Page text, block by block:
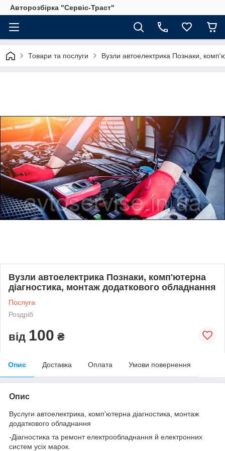
Авторозбірка "Сервіс-Траст"
Товари та послуги Вузли автоелектрика Познаки,
Вузли автоелектрика Познаки, комп'ютерна
діагностика, монтаж додаткового обладнання
Послуга
Роздріб
від 100 ₴
Опис Доставка Оплата Умови повернення
Опис
Вуслуги автоелектрика, комп'ютерна діагностика, монтаж
додаткового обладнання
-Діагностика та ремонт електрообладнання й електронних
систем усіх марок.